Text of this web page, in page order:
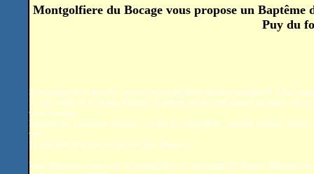
Montgolfiere du Bocage vous propose un Baptême
Puy du
Si le voyage incite au rêve…un tour en montgolfiere demeure inoubliable. Libre
Puy du fou® ou le Marais Poitevin. Explorez encore cette contrée inconnue, qui en
votre curiosité.
Eprouvez les sensations uniques d’un vol en montgolfiere, en toute sécurité.
vent…
Le spectacle de la terre, vu du ciel, peut démarrer !
Vous effectuerez votre tour en montgolfiere en compagnie de Damien Merceron